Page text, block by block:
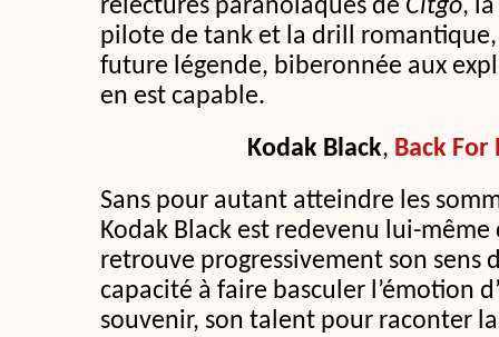
relectures paranoïaques de Citgo,
pilote de tank et la drill
future légende, biberonnée aux
en est capable.
Kodak Black, Back For
Sans pour autant atteindre les
Kodak Black est redevenu lui-même
retrouve progressivement son sens
capacité à faire basculer l’émotion
souvenir, son talent pour raconter